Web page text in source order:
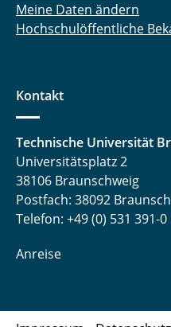
Meine Daten ändern
Hochschulöffentliche
Kontakt
Technische Universität
Universitätsplatz 2
38106 Braunschweig
Postfach: 38092
Telefon: +49 (0) 531 391-0
Anreise